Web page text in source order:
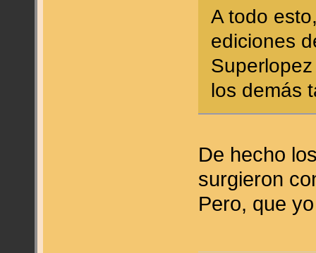
A todo
ediciones
los demás
De hecho
surgieron
Pero, que